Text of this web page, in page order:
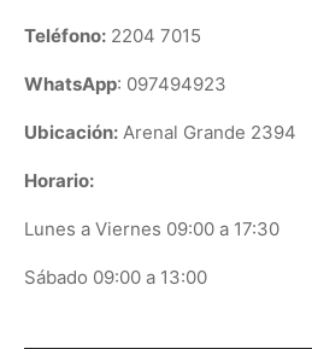
Teléfono: 2204 7015
WhatsApp: 097494923
Ubicación: Arenal Grande 2394
Horario:
Lunes a Viernes 09:00 a 17:30
Sábado 09:00 a 13:00